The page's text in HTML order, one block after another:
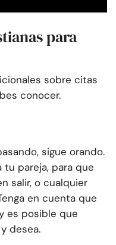
para
sobre citas
conocer.
sigue orando.
tu pareja, para que
salir, o cualquier
en cuenta que
es posible que
desea.